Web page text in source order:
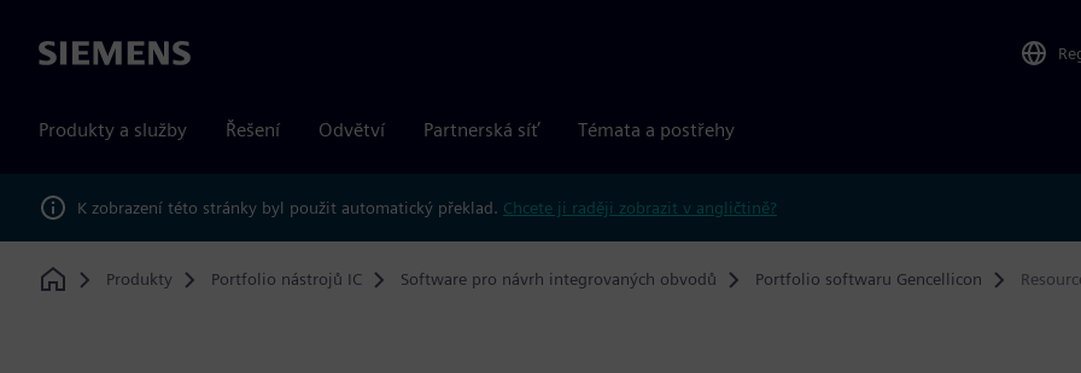
Siemens
Produkty a služby Řešení Odvětví Partnerská síť Témata a postřehy
K zobrazení této stránky byl použit automatický překlad. Chcete ji raději zobrazit v angličtině?
Home
Produkty Portfolio nástrojů IC Software pro návrh integrovaných obvodů Portfolio softwaru Gencellicon